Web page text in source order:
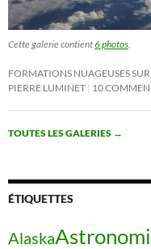
Cette galerie contient6 photos
FORMATIONS NUAGEUSES
PIERRE LUMINET 10
TOUTES LES GALERIES →
ÉTIQUETTES
Alaska